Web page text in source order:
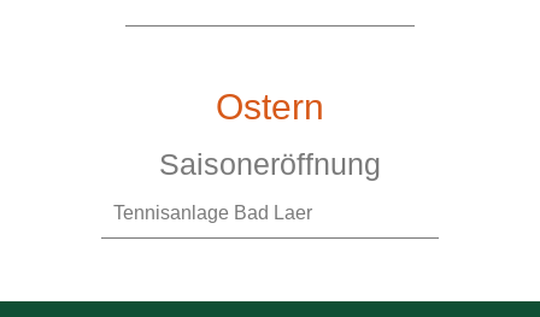
Ostern
Saisoneröffnung
Tennisanlage Bad Laer